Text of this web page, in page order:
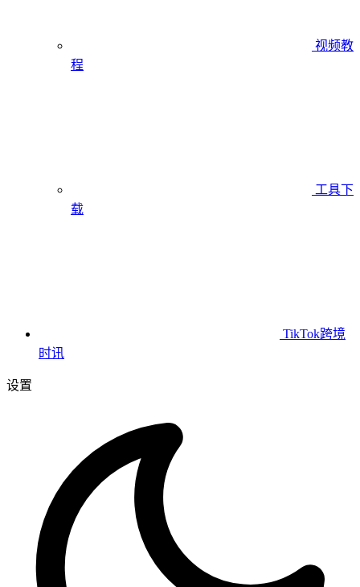
视频教
程
工具下
载
TikTok跨境
时讯
设置